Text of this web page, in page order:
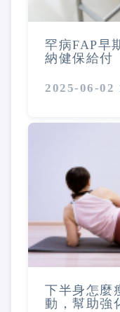
罕病FAP早
納健保給
2025-06-02
下半身怎麼
動，幫助強